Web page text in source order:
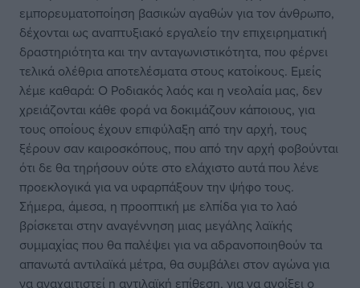
εμπορευματοποίηση βασικών αγαθών για τον άνθρωπο,
δέχονται ως αναπτυξιακό εργαλείο την επιχειρηματική
δραστηριότητα και την ανταγωνιστικότητα, που φέρνει
τελικά ολέθρια αποτελέσματα στους κατοίκους. Εμείς
λέμε καθαρά: Ο Ροδιακός λαός και η νεολαία μας, δεν
χρειάζονται κάθε φορά να δοκιμάζουν κάποιους, για
τους οποίους έχουν επιφύλαξη από την αρχή, τους
ξέρουν σαν καιροσκόπους, που από την αρχή φοβούνται
ότι δε θα τηρήσουν ούτε στο ελάχιστο αυτά που λένε
προεκλογικά για να υφαρπάξουν την ψήφο τους.
Σήμερα, άμεσα, η προοπτική με ελπίδα για το λαό
βρίσκεται στην αναγέννηση μιας μεγάλης λαϊκής
συμμαχίας που θα παλέψει για να αδρανοποιηθούν τα
απανωτά αντιλαϊκά μέτρα, θα συμβάλει στον αγώνα για
να αναχαιτιστεί η αντιλαϊκή επίθεση, για να ανοίξει ο